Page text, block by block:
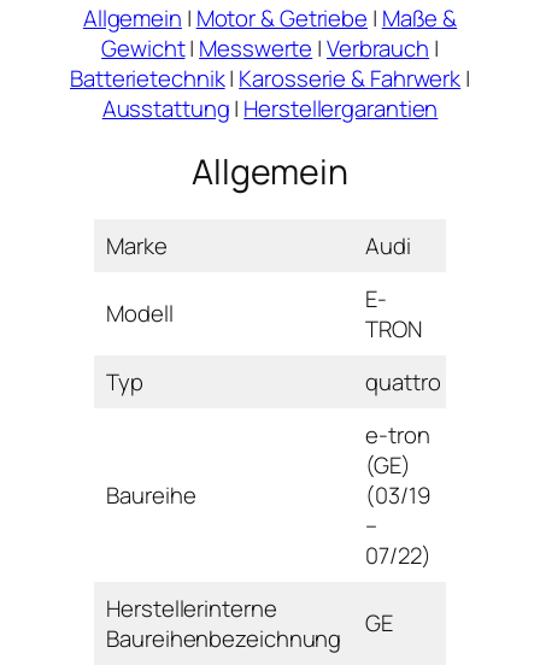
Allgemein | Motor & Getriebe | Maße &
Gewicht| Messwerte |Verbrauch |
Batterietechnik| Karosserie & Fahrwerk|
Ausstattung| Herstellergarantien
Allgemein
Marke Audi
Modell
E-
TRON
Typ
quattro
Baureihe
e-tron
(GE)
(03/19
–
07/22)
Herstellerinterne
Baureihenbezeichnung
GE